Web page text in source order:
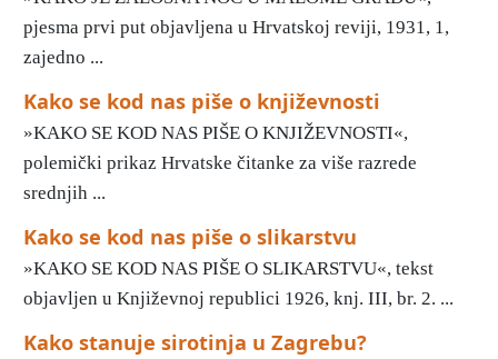
pjesma prvi put objavljena u Hrvatskoj reviji, 1931, 1,
zajedno ...
Kako se kod nas piše o književnosti
»KAKO SE KOD NAS PIŠE O KNJIŽEVNOSTI«,
polemički prikaz Hrvatske čitanke za više razrede
srednjih ...
Kako se kod nas piše o slikarstvu
»KAKO SE KOD NAS PIŠE O SLIKARSTVU«, tekst
objavljen u Književnoj republici 1926, knj. III, br. 2. ...
Kako stanuje sirotinja u Zagrebu?